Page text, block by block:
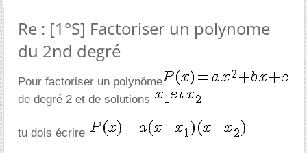
Re : [1°S] Factoriser un polynome
du 2nd degré
Pour factoriser un polynôme
de degré 2 et de solutions
tu dois écrire